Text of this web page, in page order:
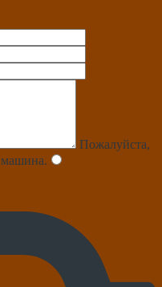
Пожалуйста,
машина.